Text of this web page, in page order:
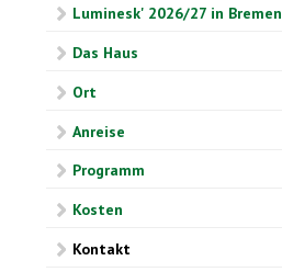
Luminesk' 2026/27 in Bremen
Das Haus
Ort
Anreise
Programm
Kosten
Kontakt